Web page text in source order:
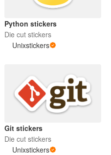
Python stickers
Die cut stickers
Unixstickers
Git stickers
Die cut stickers
Unixstickers